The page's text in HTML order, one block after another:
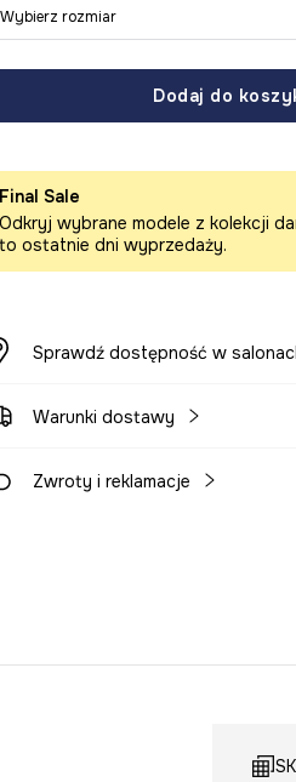
Wybierz rozmiar
Dodaj do
Final Sale
Odkryj wybrane modele z kolekcji
to ostatnie dni wyprzedaży.
Sprawdź dostępność w
Warunki dostawy
Zwroty i reklamacje